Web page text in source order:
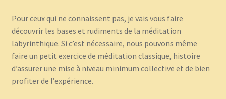
Pour ceux qui ne connaissent pas, je vais vous faire
découvrir les bases et rudiments de la méditation
labyrinthique. Si c’est nécessaire, nous pouvons même
faire un petit exercice de méditation classique, histoire
d’assurer une mise à niveau minimum collective et de bien
profiter de l’expérience.